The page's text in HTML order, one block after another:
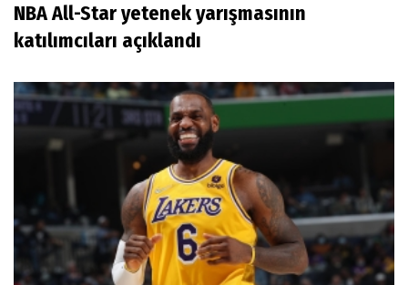
NBA All-Star yetenek yarışmasının
katılımcıları açıklandı